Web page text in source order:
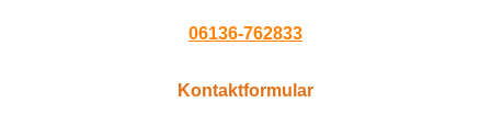
06136-762833
Kontaktformular